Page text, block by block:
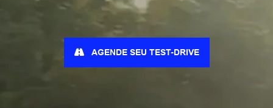
AGENDE SEU TEST-DRIVE